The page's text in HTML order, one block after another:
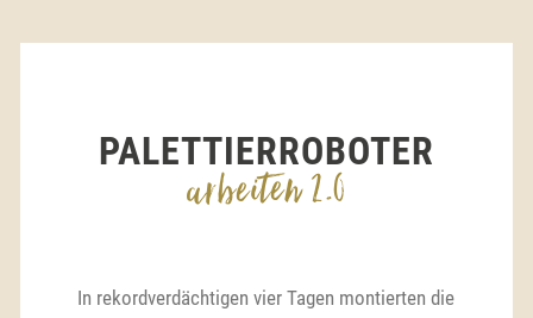
PALETTIERROBOTER
arbeiten 2.0
In rekordverdächtigen vier Tagen montierten die